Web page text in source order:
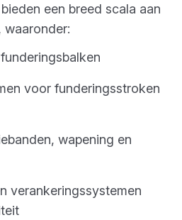
een breed scala aan
waaronder:
voor funderingsstroken
wapening en
verankeringssystemen